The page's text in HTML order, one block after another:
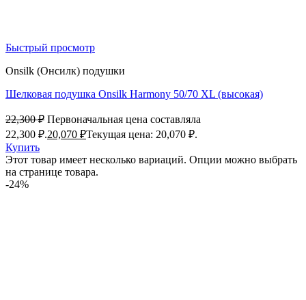
Быстрый просмотр
Onsilk (Онсилк) подушки
Шелковая подушка Onsilk Harmony 50/70 XL (высокая)
22,300₽ Первоначальная цена составляла
22,300 ₽.20,070 ₽Текущая цена: 20,070 ₽.
Купить
Этот товар имеет несколько вариаций. Опции можно выбрать
на странице товара.
-24%